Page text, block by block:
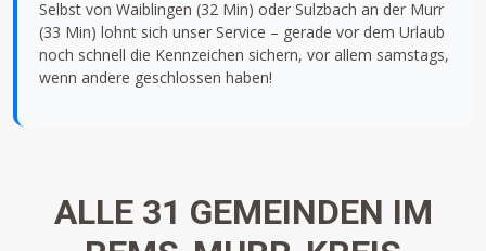
Selbst von Waiblingen (32 Min) oder Sulzbach an der Murr
(33 Min) lohnt sich unser Service – gerade vor dem Urlaub
noch schnell die Kennzeichen sichern, vor allem samstags,
wenn andere geschlossen haben!
ALLE 31 GEMEINDEN IM